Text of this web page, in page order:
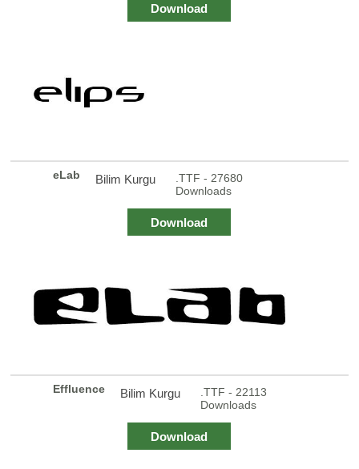
Download
eLab Bilim Kurgu
.TTF - 27680
Downloads
Download
Effluence Bilim Kurgu
.TTF - 22113
Downloads
Download